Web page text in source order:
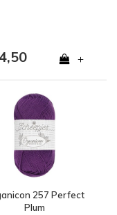
+
257 Perfect
Plum